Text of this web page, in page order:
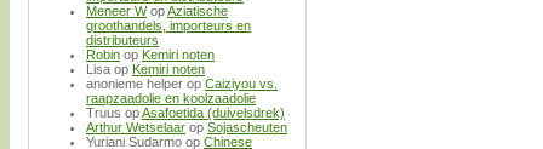
Meneer WopAziatische
groothandels, importeurs en
distributeurs
Robin op Kemiri noten
Lisa op Kemiri noten
anonieme helper op Caiziyou vs.
raapzaadolie en koolzaadolie
Truus opAsafoetida (duivelsdrek)
Arthur Wetselaar op Sojascheuten
Yuriani Sudarmo op Chinese